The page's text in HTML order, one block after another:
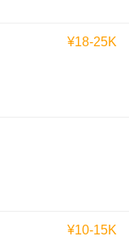
¥18-25K
¥10-15K